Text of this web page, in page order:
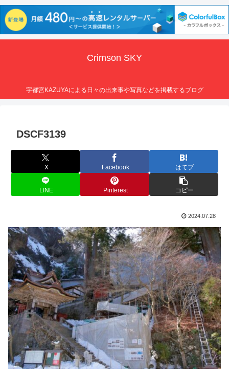
Crimson SKY
宇都宮KAZUYAによる日々の出来事や写真などを掲載するブログ
DSCF3139
X Facebook はてブ
LINE Pinterest コピー
2024.07.28